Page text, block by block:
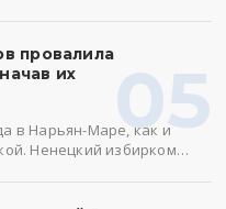
05
провалила
их
в Нарьян-Маре, как и
Ненецкий избирком…